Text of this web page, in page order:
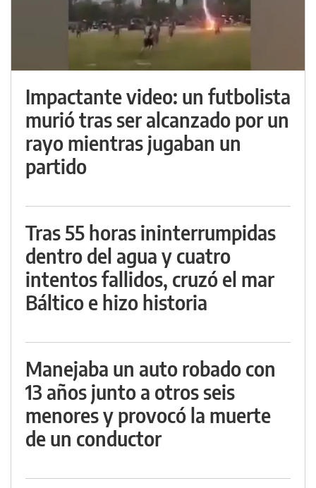
Impactante video: un futbolista
murió tras ser alcanzado por un
rayo mientras jugaban un
partido
Tras 55 horas ininterrumpidas
dentro del agua y cuatro
intentos fallidos, cruzó el mar
Báltico e hizo historia
Manejaba un auto robado con
13 años junto a otros seis
menores y provocó la muerte
de un conductor